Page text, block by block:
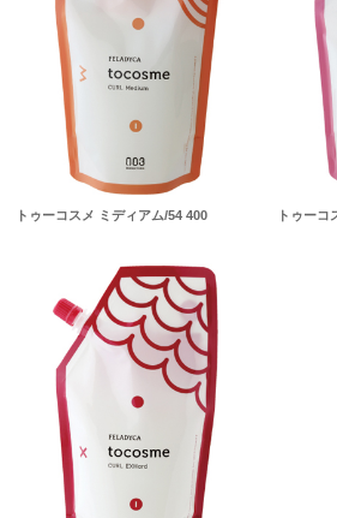
トゥーコスメ ミディアム/54 400 トゥーコ